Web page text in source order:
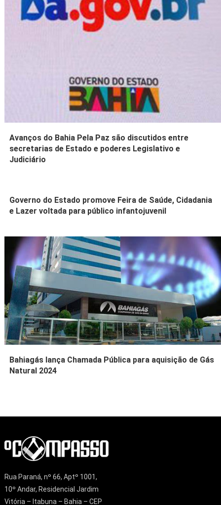
Avanços do Bahia Pela Paz são discutidos entre
secretarias de Estado e poderes Legislativo e
Judiciário
Governo do Estado promove Feira de Saúde, Cidadania
e Lazer voltada para público infantojuvenil
Bahiagás lança Chamada Pública para aquisição de Gás
Natural 2024
Rua Paraná, nº 66, Aptº 1001,
10º Andar, Residencial Jardim
Vitória – Itabuna – Bahia – CEP